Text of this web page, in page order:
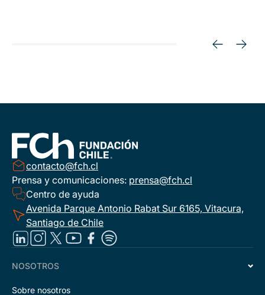
contacto@fch.cl
Prensa y comunicaciones: prensa@fch.cl
Centro de ayuda
Avenida Parque Antonio Rabat Sur 6165, Vitacura,
Santiago de Chile
NOSOTROS
Sobre nosotros